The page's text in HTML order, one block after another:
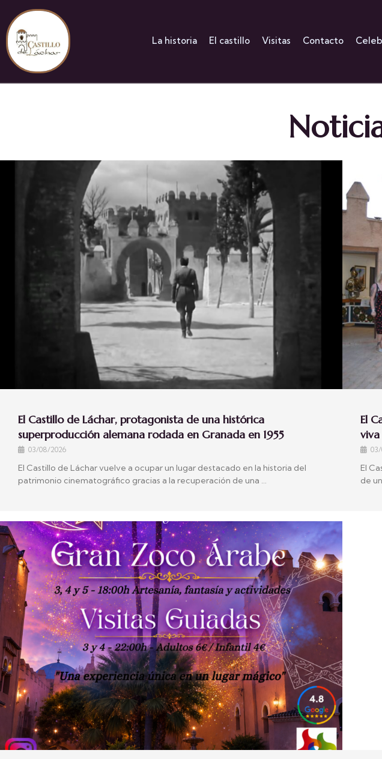
La historia El castillo Visitas Contacto
El Castillo de Láchar, protagonista de una histórica
superproducción alemana rodada en Granada en 1955
03/08/2026
El Castillo de Láchar vuelve a ocupar un lugar destacado en la historia del
patrimonio cinematográfico gracias a la recuperación de una …
El
El
de